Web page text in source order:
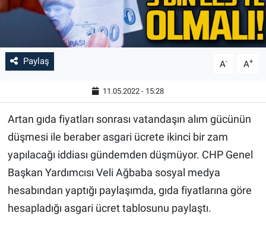
Paylaş A- A+
11.05.2022 - 15:28
Artan gıda fiyatları sonrası vatandaşın alım gücünün
düşmesi ile beraber asgari ücrete ikinci bir zam
yapılacağı iddiası gündemden düşmüyor. CHP Genel
Başkan Yardımcısı Veli Ağbaba sosyal medya
hesabından yaptığı paylaşımda, gıda fiyatlarına göre
hesapladığı asgari ücret tablosunu paylaştı.